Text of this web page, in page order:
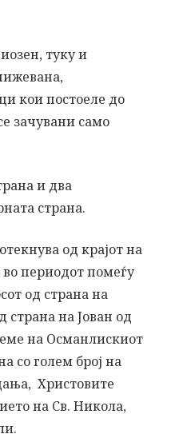
туку и
кои постоеле до
зачувани само
и два
страна.
од крајот на
периодот помеѓу
од страна на
страна на Јован од
на Османлискиот
со голем број на
Христовите
на Св. Никола,